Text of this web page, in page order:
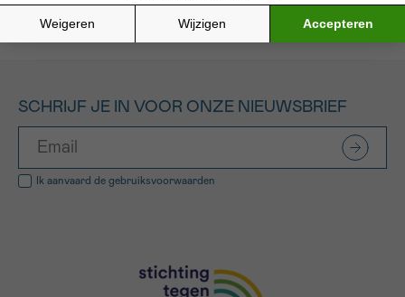
SCHRIJF JE IN VOOR ONZE NIEUWSBRIEF
Ik aanvaard de gebruiksvoorwaarden